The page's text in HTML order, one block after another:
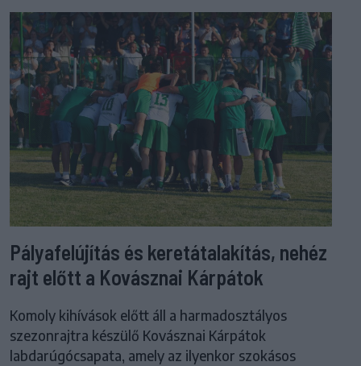
Pályafelújítás és keretátalakítás, nehéz
rajt előtt a Kovásznai Kárpátok
Komoly kihívások előtt áll a harmadosztályos
szezonrajtra készülő Kovásznai Kárpátok
labdarúgócsapata, amely az ilyenkor szokásos